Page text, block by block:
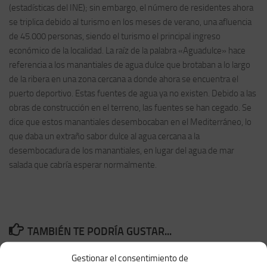
Gestionar el consentimiento de
(estadísticas del INE); sin embargo, el número de residentes ahora
se triplica debido al turismo en los meses de verano, una afluencia
de 45.000 personas, siendo el turismo el principal ingreso
económico de la localidad. La raíz de la palabra «Aguadulce» hace
referencia a los manantiales de agua dulce que brotaban a lo largo
de la ribera en una zona cercana a donde ahora se encuentra el
puerto deportivo. Estas fuentes de agua ya no existen. Debido a las
obras de construcción en el terreno, las fuentes se han cegado. Se
dice que estos manantiales desembocaban en el Mediterráneo, lo
que daba un extraño sabor dulce al agua cercana a la
desembocadura de los manantiales, en lugar del agua de mar
salada que cabría esperar normalmente.
TAMBIÉN TE PODRÍA GUSTAR...